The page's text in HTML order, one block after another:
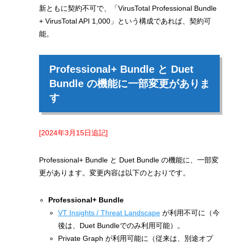
新ともに契約不可で、「VirusTotal Professional Bundle
+ VirusTotal API 1,000」という構成であれば、契約可
能。
Professional+ Bundle と Duet
Bundle の機能に一部変更がありま
す
[2024年3月15日追記]
Professional+ Bundle と Duet Bundle の機能に、一部変
更があります。変更内容は以下のとおりです。
Professional+ Bundle
VT Insights / Threat Landscapeが利用不可に（今
後は、Duet Bundleでのみ利用可能）。
Private Graph が利用可能に（従来は、別途オプ